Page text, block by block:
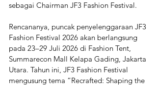
sebagai Chairman JF3 Fashion Festival.
Rencananya, puncak penyelenggaraan JF3
Fashion Festival 2026 akan berlangsung
pada 23–29 Juli 2026 di Fashion Tent,
Summarecon Mall Kelapa Gading, Jakarta
Utara. Tahun ini, JF3 Fashion Festival
mengusung tema “Recrafted: Shaping the